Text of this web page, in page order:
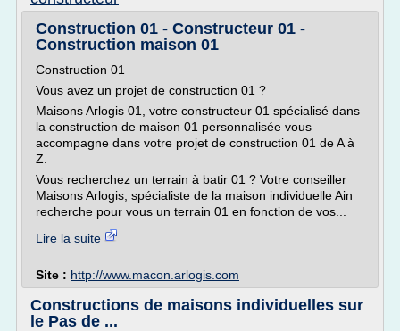
Construction 01 - Constructeur 01 -
Construction maison 01
Construction 01
Vous avez un projet de construction 01 ?
Maisons Arlogis 01, votre constructeur 01 spécialisé dans
la construction de maison 01 personnalisée vous
accompagne dans votre projet de construction 01 de A à
Z.
Vous recherchez un terrain à batir 01 ? Votre conseiller
Maisons Arlogis, spécialiste de la maison individuelle Ain
recherche pour vous un terrain 01 en fonction de vos...
Lire la suite
Site : http://www.macon.arlogis.com
Constructions de maisons individuelles sur
le Pas de ...